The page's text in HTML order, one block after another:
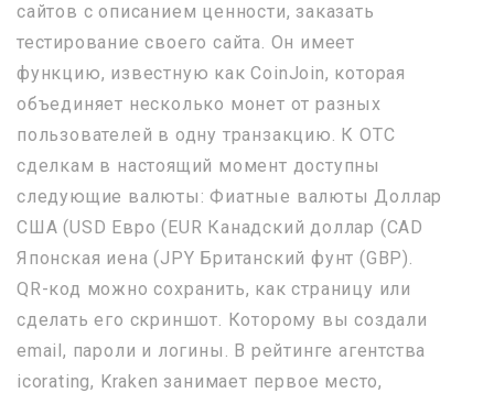
сайтов с описанием ценности, заказать
тестирование своего сайта. Он имеет
функцию, известную как CoinJoin, которая
объединяет несколько монет от разных
пользователей в одну транзакцию. К OTC
сделкам в настоящий момент доступны
следующие валюты: Фиатные валюты Доллар
США (USD Евро (EUR Канадский доллар (CAD
Японская иена (JPY Британский фунт (GBP).
QR-код можно сохранить, как страницу или
сделать его скриншот. Которому вы создали
email, пароли и логины. В рейтинге агентства
icorating, Kraken занимает первое место,